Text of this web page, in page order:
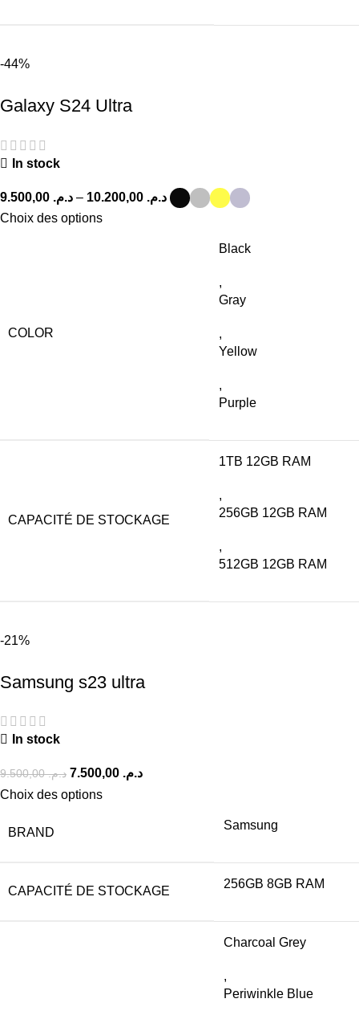
-44%
Galaxy S24 Ultra
In stock
د.م. – د.م.
Choix des options
COLOR
Black
,
Gray
,
Yellow
,
Purple
CAPACITÉ DE STOCKAGE
1TB 12GB RAM
,
256GB 12GB RAM
,
512GB 12GB RAM
-21%
Samsung s23 ultra
In stock
د.م.9.500,00 د.م.
Choix des options
BRAND
Samsung
CAPACITÉ DE STOCKAGE
256GB 8GB RAM
Charcoal Grey
,
Periwinkle Blue